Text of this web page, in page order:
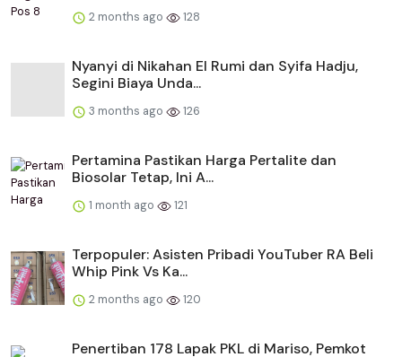
2 months ago 128
Nyanyi di Nikahan El Rumi dan Syifa Hadju,
Segini Biaya Unda...
3 months ago 126
Pertamina Pastikan Harga Pertalite dan
Biosolar Tetap, Ini A...
1 month ago 121
Terpopuler: Asisten Pribadi YouTuber RA Beli
Whip Pink Vs Ka...
2 months ago 120
Penertiban 178 Lapak PKL di Mariso, Pemkot